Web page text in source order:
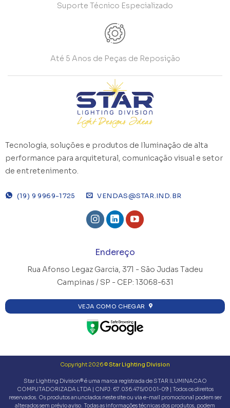
Suporte Técnico Especializado
Até 5 Anos de Peças de Reposição
Tecnologia, soluções e produtos de Iluminação de alta
performance para arquitetural, comunicação visual e setor
de entretenimento.
(19) 9 9969-1725 VENDAS@STAR.IND.BR
Endereço
Rua Afonso Legaz Garcia, 371 - São Judas Tadeu
Campinas / SP - CEP: 13068-631
VEJA COMO CHEGAR
Copyright 2026 ©Star Lighting Division
Star Lighting Division® é uma marca registrada de STAR ILUMINACAO
COMPUTADORIZADA LTDA | CNPJ: 67.036.475/0001-09 | Todos os direitos
reservados. Os produtos anunciados neste site ou via e-mail promocional podem ser
alterados sem prévio aviso. Todas as informações técnicas dos produtos, podem